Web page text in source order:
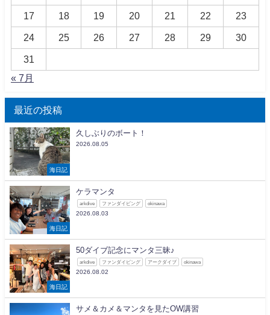
17 18 19 20 21 22 23
24 25 26 27 28 29 30
31
« 7月
最近の投稿
海日記
久しぶりのボート！
2026.08.05
海日記
ケラマンタ
arkdive ファンダイビング okinawa
2026.08.03
海日記
50ダイブ記念にマンタ三昧♪
arkdive ファンダイビング アークダイブ okinawa
2026.08.02
サメ＆カメ＆マンタを見たOW講習